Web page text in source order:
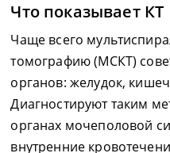
Что показывает КТ
Чаще всего
томографию (МСКТ)
органов: желудок,
Диагностируют таким
органах мочеполовой
внутренние